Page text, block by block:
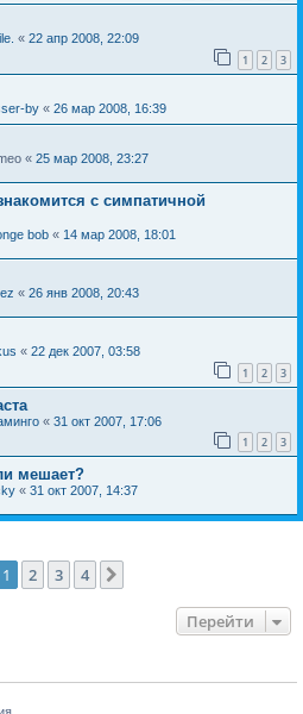
« 22 апр 2008, 22:09
1 2 3
by « 26 мар 2008, 16:39
« 25 мар 2008, 23:27
с симпатичной
bob « 14 мар 2008, 18:01
« 26 янв 2008, 20:43
« 22 дек 2007, 03:58
1 2 3
« 31 окт 2007, 17:06
1 2 3
мешает?
« 31 окт 2007, 14:37
1 2 3 4
Перейти